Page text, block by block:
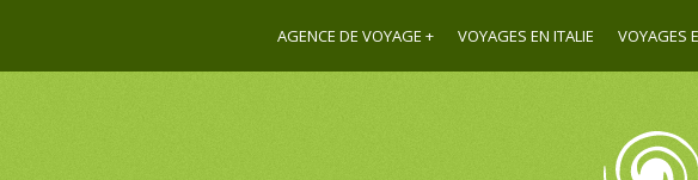
AGENCE DE VOYAGE VOYAGES EN ITALIE VOYAGES